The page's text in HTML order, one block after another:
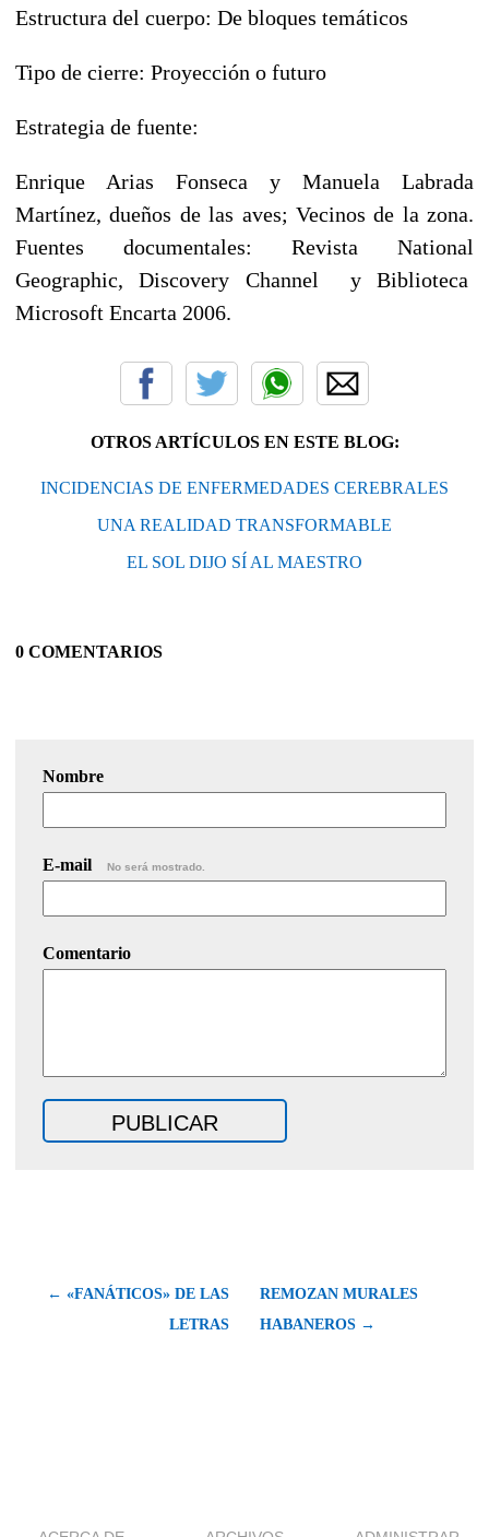
Estructura del cuerpo: De bloques temáticos
Tipo de cierre: Proyección o futuro
Estrategia de fuente:
Enrique Arias Fonseca y Manuela Labrada
Martínez, dueños de las aves; Vecinos de la zona.
Fuentes documentales: Revista National
Geographic, Discovery Channel y Biblioteca
Microsoft Encarta 2006.
OTROS ARTÍCULOS EN ESTE BLOG:
INCIDENCIAS DE ENFERMEDADES CEREBRALES
UNA REALIDAD TRANSFORMABLE
EL SOL DIJO SÍ AL MAESTRO
0 COMENTARIOS
Nombre
E-mail No será mostrado.
Comentario
← «FANÁTICOS» DE LAS
LETRAS
REMOZAN MURALES
HABANEROS →